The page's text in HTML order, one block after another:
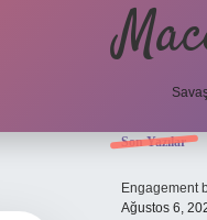
Son Yazılar
Engagement
Ağustos 6,